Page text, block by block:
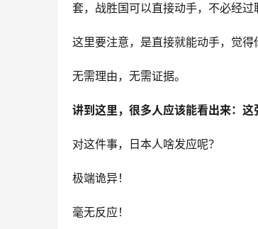
套，战胜国可以直接动手，不必经过
这里要注意，是直接就能动手，觉得
无需理由，无需证据。
讲到这里，很多人应该能看出来：这
对这件事，日本人啥发应呢？
极端诡异！
毫无反应！